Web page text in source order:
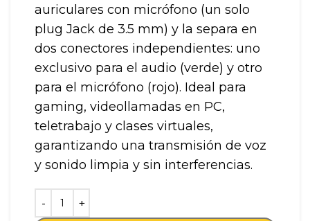
auriculares con micrófono (un solo
plug Jack de 3.5 mm) y la separa en
dos conectores independientes: uno
exclusivo para el audio (verde) y otro
para el micrófono (rojo). Ideal para
gaming, videollamadas en PC,
teletrabajo y clases virtuales,
garantizando una transmisión de voz
y sonido limpia y sin interferencias.